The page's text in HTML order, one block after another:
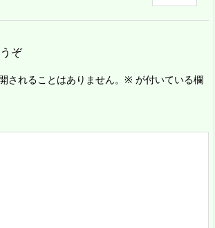
ぞ
されることはありません。 ※ が付いている欄